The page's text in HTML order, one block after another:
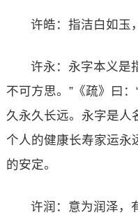
许皓：指洁白如玉
许永：永字本义是
不可方思。”《疏》曰
久永久长远。永字是人
个人的健康长寿家运永
的安定。
许润：意为润泽，